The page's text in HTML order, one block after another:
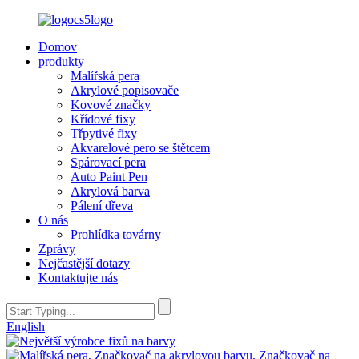
Domov
produkty
Malířská pera
Akrylové popisovače
Kovové značky
Křídové fixy
Třpytivé fixy
Akvarelové pero se štětcem
Spárovací pera
Auto Paint Pen
Akrylová barva
Pálení dřeva
O nás
Prohlídka továrny
Zprávy
Nejčastější dotazy
Kontaktujte nás
English